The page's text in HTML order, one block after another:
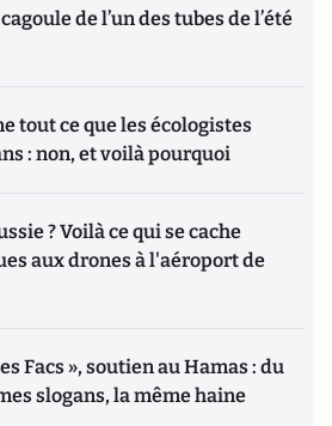
de l’un des tubes de l’été
tout ce que les écologistes
: non, et voilà pourquoi
? Voilà ce qui se cache
aux drones à l'aéroport de
Facs », soutien au Hamas : du
slogans, la même haine